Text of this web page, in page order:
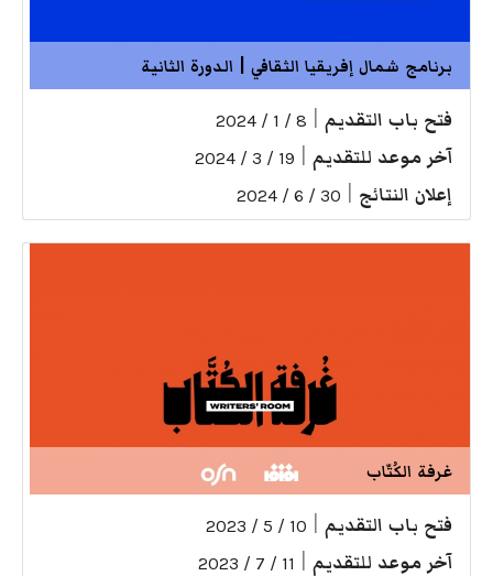
برنامج شمال إفريقيا الثقافي | الدورة الثانية
فتح باب التقديم 8 / 1 / 2024
آخر موعد للتقديم 19 / 3 / 2024
إعلان النتائج 30 / 6 / 2024
غرفة الكُتّاب
فتح باب التقديم 10 / 5 / 2023
آخر موعد للتقديم 11 / 7 / 2023